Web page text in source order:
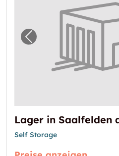
Vorheriges Bild für
Self Storage